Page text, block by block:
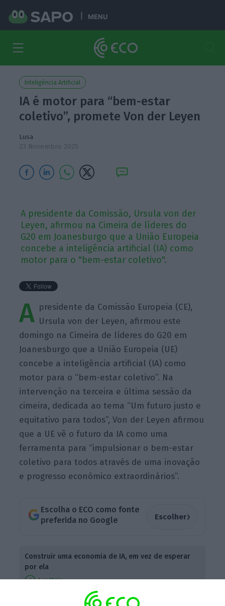
MENU
Inteligência Artificial
IA é motor para “bem-estar
coletivo”, promete Von der Leyen
Lusa
23 Novembro 2025
A presidente da Comissão, Ursula von der
Leyen, afirmou na Cimeira de líderes do
G20 em Joanesburgo que a União Europeia
concebe a inteligência artificial (IA) como
motor para o "bem-estar coletivo".
A presidente da Comissão Europeia (CE),
Ursula von der Leyen, afirmou este
domingo na Cimeira de líderes do G20 em
Joanesburgo que a União Europeia (UE)
concebe a inteligência artificial (IA) como
motor para o “bem-estar coletivo”. Na
intervenção na terceira e última sessão da
cimeira, dedicada ao tema “Um futuro justo e
equitativo para todos”, Von der Leyen afirmou
que a UE vê o futuro da IA como uma
ferramenta para “impulsionar o bem-estar
coletivo para todos através de uma inovação
e progresso económico extraordinários”.
Escolha o ECO como fonte
preferida no Google
Escolher›
Construir uma economia de IA, em vez de esperar
por ela
Ler Mais